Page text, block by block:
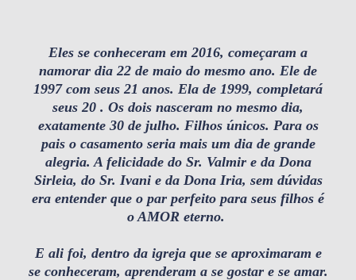
Eles se conheceram em 2016, começaram a
namorar dia 22 de maio do mesmo ano. Ele de
1997 com seus 21 anos. Ela de 1999, completará
seus 20 . Os dois nasceram no mesmo dia,
exatamente 30 de julho. Filhos únicos. Para os
pais o casamento seria mais um dia de grande
alegria. A felicidade do Sr. Valmir e da Dona
Sirleia, do Sr. Ivani e da Dona Iria, sem dúvidas
era entender que o par perfeito para seus filhos é
o AMOR eterno.
E ali foi, dentro da igreja que se aproximaram e
se conheceram, aprenderam a se gostar e se amar.